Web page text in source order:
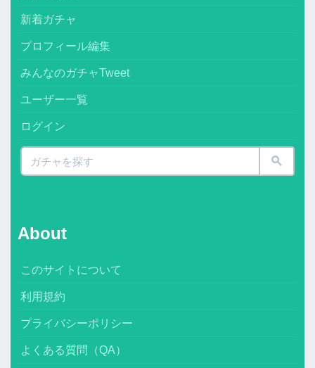
新着ガチャ
プロフィール編集
みんなのガチャTweet
ユーザー一覧
ログイン
About
このサイトについて
利用規約
プライバシーポリシー
よくある質問（QA）